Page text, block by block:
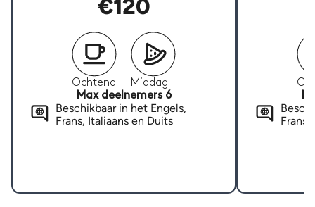
€120
Ochtend
Middag
Max deelnemers 6
Beschikbaar in het Engels,
Frans, Italiaans en Duits
Frans,